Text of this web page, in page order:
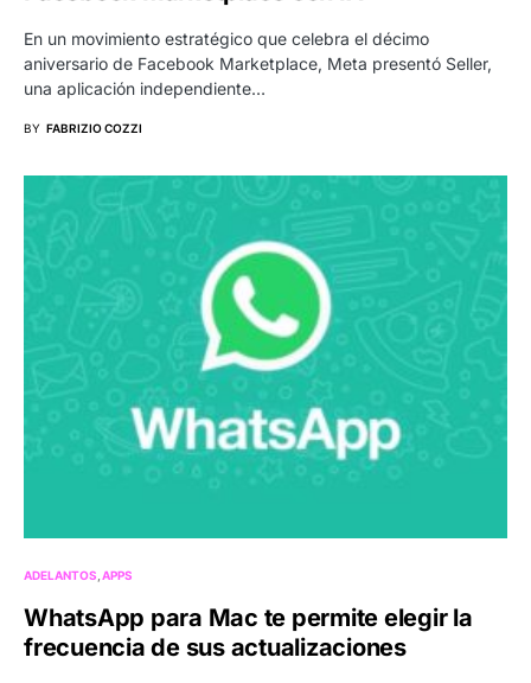
En un movimiento estratégico que celebra el décimo
aniversario de Facebook Marketplace, Meta presentó Seller,
una aplicación independiente…
BY FABRIZIO COZZI
ADELANTOS APPS
WhatsApp para Mac te permite elegir la
frecuencia de sus actualizaciones